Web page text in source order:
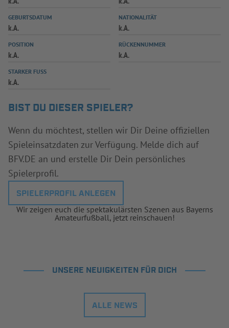
SPIELPLUS
GEBURTSDATUM
k.A.
NATIONALITÄT
k.A.
POSITION
k.A.
RÜCKENNUMMER
k.A.
STARKER FUSS
k.A.
BIST DU DIESER SPIELER?
Wenn du möchtest, stellen wir Dir Deine offiziellen
Spieleinsatzdaten zur Verfügung. Melde dich auf
BFV.DE an und erstelle Dir Dein persönliches
Spielerprofil.
SPIELERPROFIL ANLEGEN
Wir zeigen euch die spektakulärsten Szenen aus Bayerns
Amateurfußball, jetzt reinschauen!
UNSERE NEUIGKEITEN FÜR DICH
ALLE NEWS